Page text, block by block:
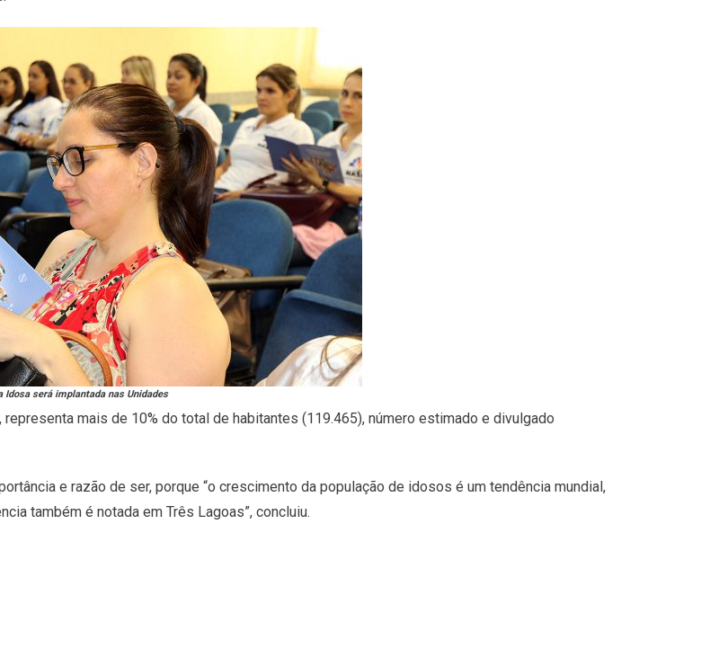
Idosa será implantada nas Unidades
mais de 10% do total de habitantes (119.465), número estimado e divulgado
e razão de ser, porque “o crescimento da população de idosos é um tendência mundial,
também é notada em Três Lagoas”, concluiu.